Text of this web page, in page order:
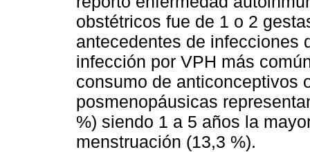
obstétricos fue de 1 o 2
antecedentes de infecciones
infección por VPH más
consumo de anticonceptivos
posmenopáusicas
%) siendo 1 a 5 años la
menstruación (13,3 %).